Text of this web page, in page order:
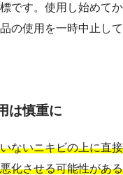
です。使用し始めてか
の使用を一時中止して
は慎重に
ないニキビの上に直接
化させる可能性がある